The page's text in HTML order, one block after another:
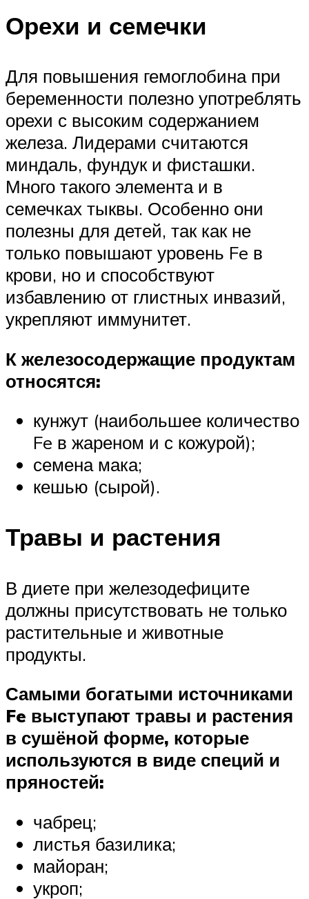
Орехи и семечки
Для повышения гемоглобина при
беременности полезно употреблять
орехи с высоким содержанием
железа. Лидерами считаются
миндаль, фундук и фисташки.
Много такого элемента и в
семечках тыквы. Особенно они
полезны для детей, так как не
только повышают уровень Fe в
крови, но и способствуют
избавлению от глистных инвазий,
укрепляют иммунитет.
К железосодержащие продуктам
относятся:
кунжут (наибольшее количество
Fe в жареном и с кожурой);
семена мака;
кешью (сырой).
Травы и растения
В диете при железодефиците
должны присутствовать не только
растительные и животные
продукты.
Самыми богатыми источниками
Fe выступают травы и растения
в сушёной форме, которые
используются в виде специй и
пряностей:
чабрец;
листья базилика;
майоран;
укроп;